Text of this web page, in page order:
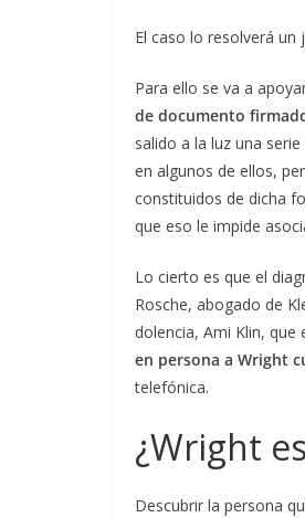
El caso lo resolverá
Para ello se va a
de documento
salido a la luz una
en algunos de ellos,
constituidos de dicha
que eso le impide
Lo cierto es que el
Rosche, abogado de
dolencia, Ami Klin,
en persona a Wright
telefónica.
¿Wright
Descubrir la persona